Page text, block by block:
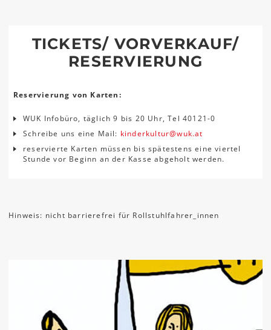
TICKETS/ VORVERKAUF/
RESERVIERUNG
Reservierung von Karten:
WUK Infobüro, täglich 9 bis 20 Uhr, Tel 40121-0
Schreibe uns eine Mail: kinderkultur@wuk.at
reservierte Karten müssen bis spätestens eine viertel
Stunde vor Beginn an der Kasse abgeholt werden.
Hinweis: nicht barrierefrei für Rollstuhlfahrer_innen